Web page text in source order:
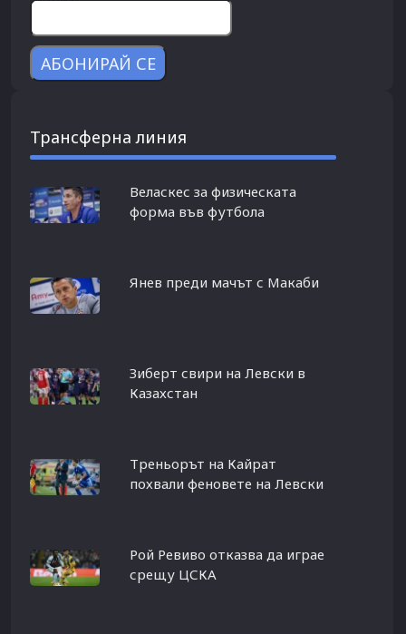
Трансферна линия
Веласкес за физическата
форма във футбола
Янев преди мачът с Макаби
Зиберт свири на Левски в
Казахстан
Треньорът на Кайрат
похвали феновете на Левски
Рой Ревиво отказва да играе
срещу ЦСКА